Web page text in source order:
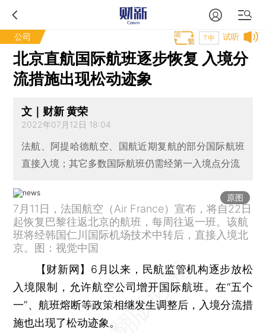
公司 试听
T中
北京直航国际航班逐步恢复 入境分
流措施出现松动迹象
文｜财新 黄荣
2022年07月12日 18:04
法航、阿提哈德航空、国航近期复航的部分国际航班
直接入境；其它多数国际航班仍需经第一入境点分流
原图
7月11日，法国航空（Air France）宣布，将自22日
起恢复巴黎往返北京的航班，每周往返一班。该航
班将经韩国仁川国际机场技术中转后，直接入境北
京。图：视觉中国
【财新网】 6月以来，民航监管机构逐步放松
入境限制，允许航空公司增开国际航班。在“五个
一”、航班熔断等政策相继发生调整后，入境分流措
施也出现了松动迹象。